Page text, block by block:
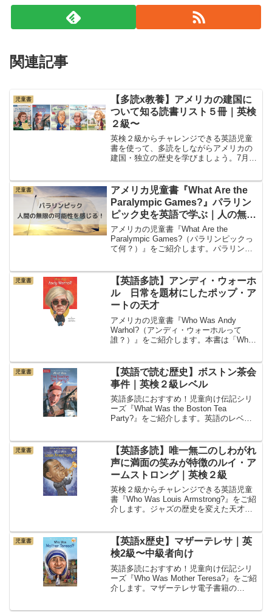
関連記事
児童書
【多読x教養】アメリカの建国に
ついて知る読書リスト５冊｜英検
２級〜
英検２級からチャレンジできる英語児童
書を使って、多読をしながらアメリカの
建国・独立の歴史を学びましょう。7月４
わかります。多読で英語力を高めながら
教養を磨ける読書リスト...
児童書
アメリカ児童書『What Are the
Paralympic Games?』パラリン
ピック史を英語で学ぶ｜人の無限
の可能性を感じずにはいられな
い！
アメリカの児童書『What Are the
Paralympic Games?（パラリンピックっ
て何？）』をご紹介します。パラリンピ
時期に開催されますが、オリンピックと
は...
児童書
【英語多読】アンディ・ウォーホ
ル 日常を題材にしたポップ・ア
ートの天才
アメリカの児童書『Who Was Andy
Warhol?（アンディ・ウォーホルって
誰？）』をご紹介します。本書は「Who
書です。キャンベルスープ...
児童書
【英語で読む歴史】ボストン茶会
事件｜英検２級レベル
英語多読におすすめ！児童向け伝記シリ
ーズ『What Was the Boston Tea
Party?』をご紹介します。英語のレベル -
TOEIC550からチ...
児童書
【英語多読】唯一無二のしわがれ
声に満面の笑みが特徴のルイ・ア
ームストロング｜英検２級
英検２級からチャレンジできる英語児童
書『Who Was Louis Armstrong?』をご紹
介します。ジャズの歴史を変えた天才で
読マラソンをしているあなたに、たま
に...
児童書
【英語x歴史】マザーテレサ｜英
検2級〜中級者向け
英語多読におすすめ！児童向け伝記シリ
ーズ『Who Was Mother Teresa?』をご紹
介します。マザーテレサ電子書籍の